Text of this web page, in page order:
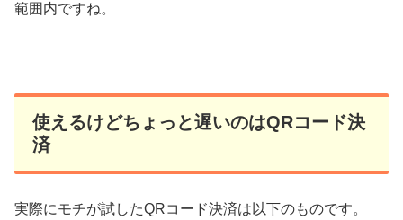
範囲内ですね。
使えるけどちょっと遅いのはQRコード決
済
実際にモチが試したQRコード決済は以下のものです。